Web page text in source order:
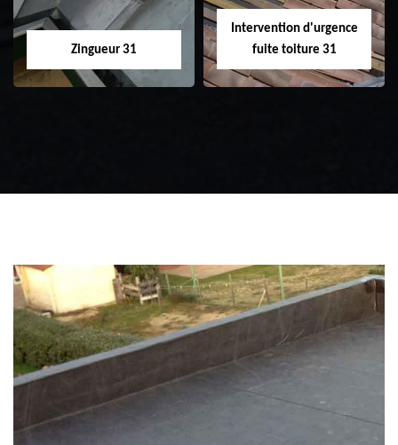
Zingueur 31
Intervention d'urgence
fuite toiture 31